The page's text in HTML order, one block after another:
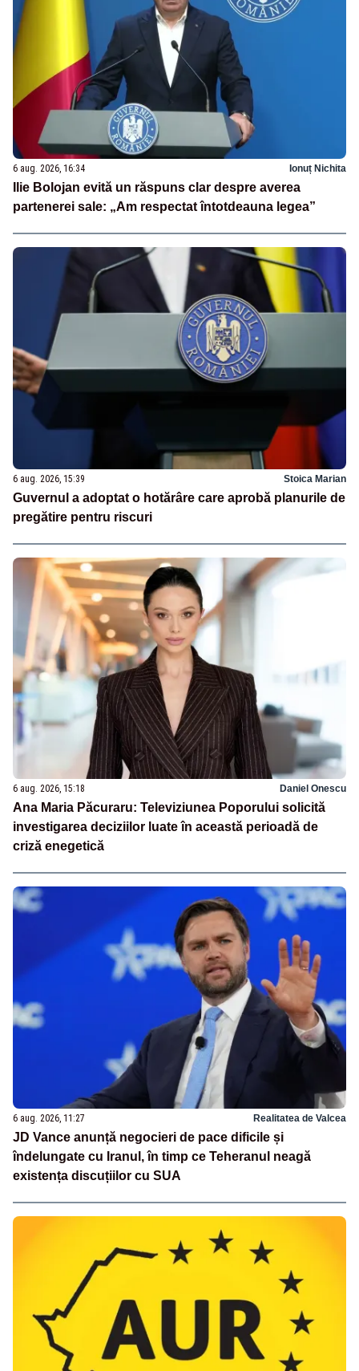
6 aug. 2026, 16:34 Ionuț Nichita
Ilie Bolojan evită un răspuns clar despre averea
partenerei sale: „Am respectat întotdeauna legea”
6 aug. 2026, 15:39 Stoica Marian
Guvernul a adoptat o hotărâre care aprobă planurile de
pregătire pentru riscuri
6 aug. 2026, 15:18 Daniel Onescu
Ana Maria Păcuraru: Televiziunea Poporului solicită
investigarea deciziilor luate în această perioadă de
criză enegetică
6 aug. 2026, 11:27 Realitatea de Valcea
JD Vance anunță negocieri de pace dificile și
îndelungate cu Iranul, în timp ce Teheranul neagă
existența discuțiilor cu SUA